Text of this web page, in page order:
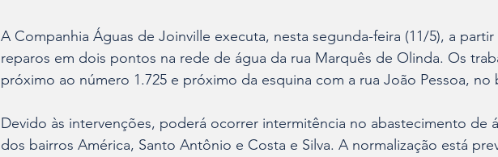
A Companhia Águas de Joinville executa, nesta segunda-feira (11/5), a
reparos em dois pontos na rede de água da rua Marquês de Olinda. Os
próximo ao número 1.725 e próximo da esquina com a rua João Pessoa, no
Devido às intervenções, poderá ocorrer intermitência no abastecimento de
dos bairros América, Santo Antônio e Costa e Silva. A normalização está